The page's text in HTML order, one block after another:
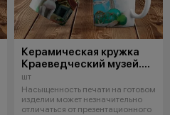
Керамическая кружка
Краеведческий музей.
г. Южно-Сахалинск 001
шт
Насыщенность печати на готовом
изделии может незначительно
отличаться от презентационного